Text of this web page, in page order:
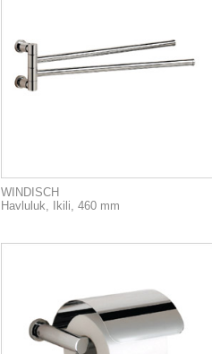
WINDISCH
Havluluk, Ikili, 460 mm